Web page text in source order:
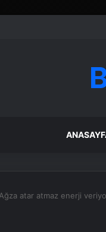
Ağza atar atmaz enerji